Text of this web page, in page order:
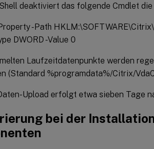
deaktiviert das folgende Cmdlet
-Path
DWORD -Value 0
Laufzeitdatenpunkte werden
(Standard %programdata%/Citrix/
Upload erfolgt etwa sieben Tage
bei der